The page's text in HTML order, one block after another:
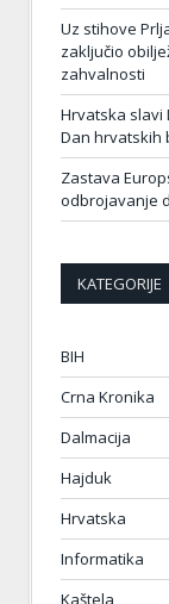
Uz stihove
zaključio
zahvalnosti
Hrvatska slavi
Dan hrvatskih
Zastava
odbrojavanje
KATEGORIJE
BIH
Crna Kronika
Dalmacija
Hajduk
Hrvatska
Informatika
Kaštela